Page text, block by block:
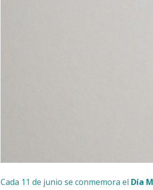
Cada 11 de junio se conmemora el Día